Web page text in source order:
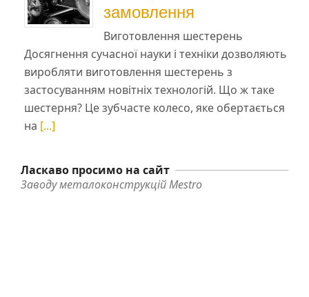
замовлення
Виготовлення шестерень
Досягнення сучасної науки і техніки дозволяють
виробляти виготовлення шестерень з
застосуванням новітніх технологій. Що ж таке
шестерня? Це зубчасте колесо, яке обертається
на [...]
Ласкаво просимо на сайт
Заводу металоконструкцій Mestro